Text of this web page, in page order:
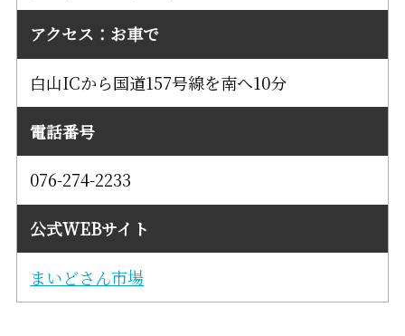
アクセス：お車で
白山ICから国道157号線を南へ10分
電話番号
076-274-2233
公式WEBサイト
まいどさん市場